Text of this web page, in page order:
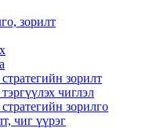
зорилт
зорилт
чиглэл
зорилго
чиг үүрэг